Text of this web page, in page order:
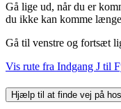
Gå lige ud, når du er
du ikke kan komme
Gå til venstre og fortsæt
Vis rute fra Indgang J til
Hjælp til at finde vej på